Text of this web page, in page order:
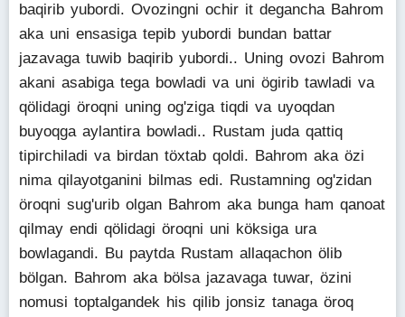
baqirib yubordi. Ovozingni ochir it degancha Bahrom
aka uni ensasiga tepib yubordi bundan battar
jazavaga tuwib baqirib yubordi.. Uning ovozi Bahrom
akani asabiga tega bowladi va uni ögirib tawladi va
qölidagi öroqni uning og'ziga tiqdi va uyoqdan
buyoqga aylantira bowladi.. Rustam juda qattiq
tipirchiladi va birdan töxtab qoldi. Bahrom aka özi
nima qilayotganini bilmas edi. Rustamning og'zidan
öroqni sug'urib olgan Bahrom aka bunga ham qanoat
qilmay endi qölidagi öroqni uni köksiga ura
bowlagandi. Bu paytda Rustam allaqachon ölib
bölgan. Bahrom aka bölsa jazavaga tuwar, özini
nomusi toptalgandek his qilib jonsiz tanaga öroq